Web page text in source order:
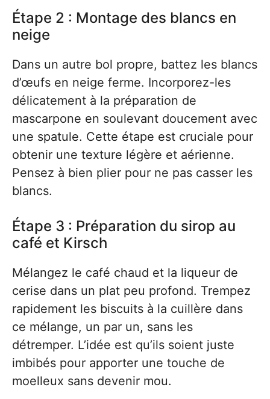
Étape 2 : Montage des blancs en
neige
Dans un autre bol propre, battez les blancs
d’œufs en neige ferme. Incorporez-les
délicatement à la préparation de
mascarpone en soulevant doucement avec
une spatule. Cette étape est cruciale pour
obtenir une texture légère et aérienne.
Pensez à bien plier pour ne pas casser les
blancs.
Étape 3 : Préparation du sirop au
café et Kirsch
Mélangez le café chaud et la liqueur de
cerise dans un plat peu profond. Trempez
rapidement les biscuits à la cuillère dans
ce mélange, un par un, sans les
détremper. L’idée est qu’ils soient juste
imbibés pour apporter une touche de
moelleux sans devenir mou.